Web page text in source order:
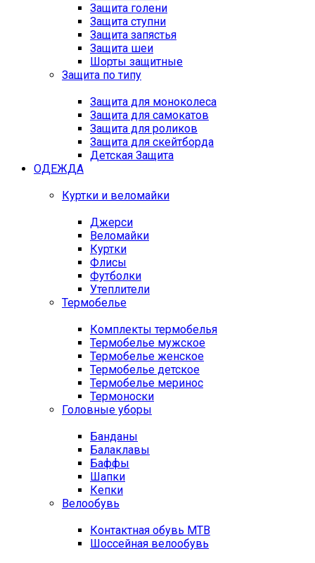
Защита голени
Защита ступни
Защита запястья
Защита шеи
Шорты защитные
Защита по типу
Защита для моноколеса
Защита для самокатов
Защита для роликов
Защита для скейтборда
Детская Защита
ОДЕЖДА
Куртки и веломайки
Джерси
Веломайки
Куртки
Флисы
Футболки
Утеплители
Термобелье
Комплекты термобелья
Термобелье мужское
Термобелье женское
Термобелье детское
Термобелье меринос
Термоноски
Головные уборы
Банданы
Балаклавы
Баффы
Шапки
Кепки
Велообувь
Контактная обувь MTB
Шоссейная велообувь